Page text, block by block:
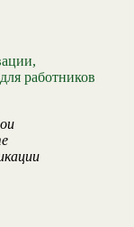
работников